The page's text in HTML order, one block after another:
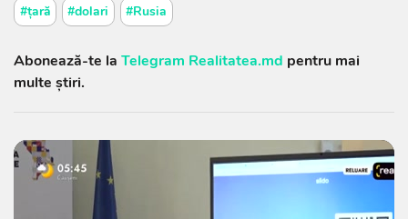
#țară #dolari #Rusia
Abonează-te la Telegram Realitatea.md pentru mai
multe știri.